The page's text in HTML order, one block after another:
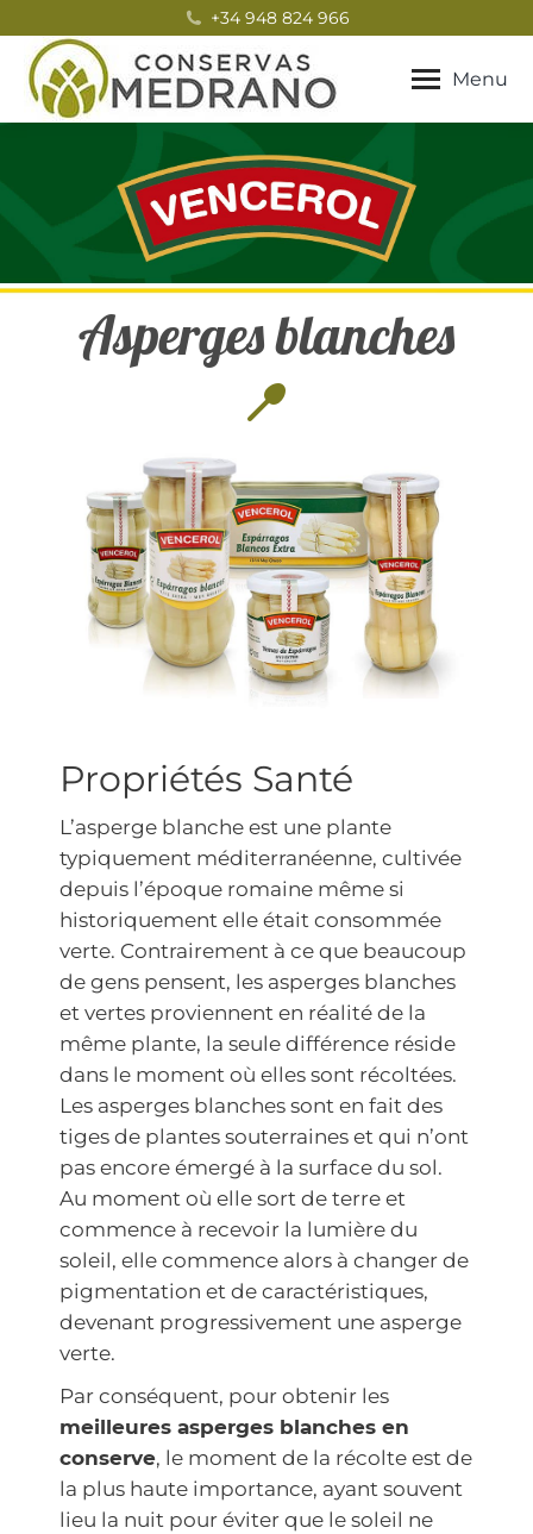
+34 948 824 966
Menu
Asperges blanches
Propriétés Santé
L’asperge blanche est une plante
typiquement méditerranéenne, cultivée
depuis l’époque romaine même si
historiquement elle était consommée
verte. Contrairement à ce que beaucoup
de gens pensent, les asperges blanches
et vertes proviennent en réalité de la
même plante, la seule différence réside
dans le moment où elles sont récoltées.
Les asperges blanches sont en fait des
tiges de plantes souterraines et qui n’ont
pas encore émergé à la surface du sol.
Au moment où elle sort de terre et
commence à recevoir la lumière du
soleil, elle commence alors à changer de
pigmentation et de caractéristiques,
devenant progressivement une asperge
verte.
Par conséquent, pour obtenir les
meilleures asperges blanches en
conserve, le moment de la récolte est de
la plus haute importance, ayant souvent
lieu la nuit pour éviter que le soleil ne